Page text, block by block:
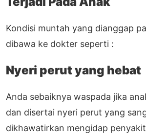
Kondisi muntah yang dianggap
dibawa ke dokter seperti :
Nyeri perut yang hebat
Anda sebaiknya waspada jika
dan disertai nyeri perut yang
dikhawatirkan mengidap